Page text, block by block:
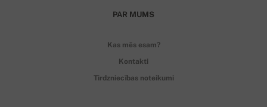
PAR MUMS
Kas mēs esam?
Kontakti
Tirdzniecības noteikumi